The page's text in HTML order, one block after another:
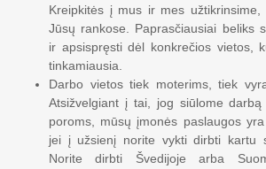
Kreipkitės į mus ir mes
Jūsų rankose. Paprasčiausiai beliks
ir apsispręsti dėl konkrečios vietos,
tinkamiausia.
Darbo vietos tiek moterims, tiek
Atsižvelgiant į tai, jog siūlome
poroms, mūsų įmonės paslaugos
jei į užsienį norite vykti dirbti kartu
Norite dirbti Švedijoje arba